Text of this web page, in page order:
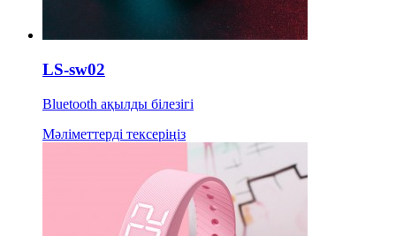
LS-sw02
Bluetooth ақылды білезігі
Мәліметтерді тексеріңіз